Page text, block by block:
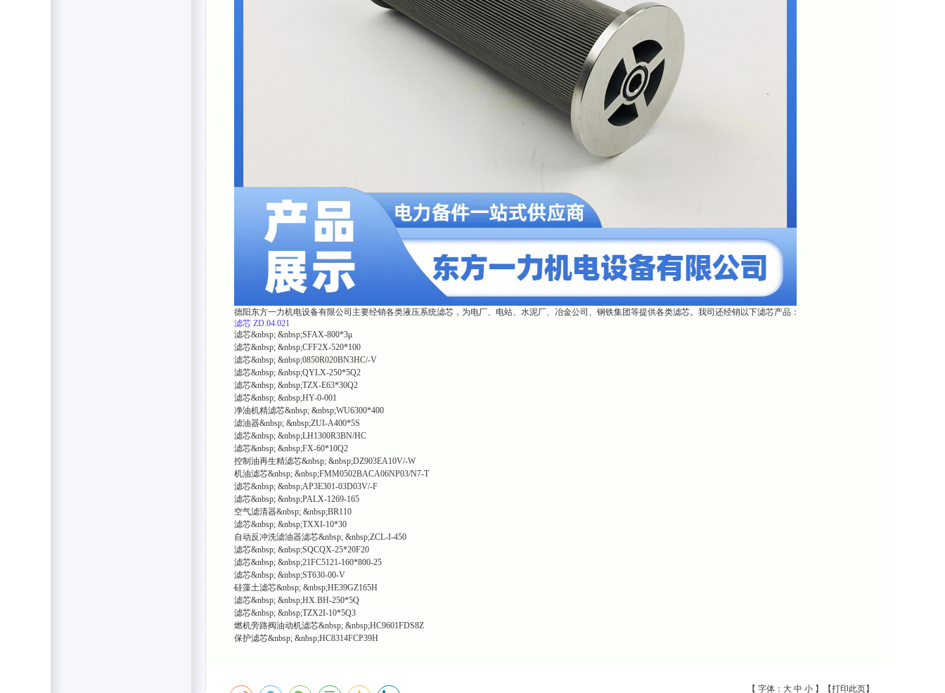
德阳东方一力机电设备有限公司主要经销各类液压系统滤芯，为电厂、电站、水泥厂、冶金公司、钢铁集团等提供各类滤芯。我司还经销以下滤芯产品：
滤芯 ZD.04.021
滤芯&nbsp; &nbsp;SFAX-800*3μ
滤芯&nbsp; &nbsp;CFF2X-520*100
滤芯&nbsp; &nbsp;0850R020BN3HC/-V
滤芯&nbsp; &nbsp;QYLX-250*5Q2
滤芯&nbsp; &nbsp;TZX-E63*30Q2
滤芯&nbsp; &nbsp;HY-0-001
净油机精滤芯&nbsp; &nbsp;WU6300*400
滤油器&nbsp; &nbsp;ZUI-A400*5S
滤芯&nbsp; &nbsp;LH1300R3BN/HC
滤芯&nbsp; &nbsp;FX-60*10Q2
控制油再生精滤芯&nbsp; &nbsp;DZ903EA10V/-W
机油滤芯&nbsp; &nbsp;FMM0502BACA06NP03/N7-T
滤芯&nbsp; &nbsp;AP3E301-03D03V/-F
滤芯&nbsp; &nbsp;PALX-1269-165
空气滤清器&nbsp; &nbsp;BR110
滤芯&nbsp; &nbsp;TXXI-10*30
自动反冲洗滤油器滤芯&nbsp; &nbsp;ZCL-I-450
滤芯&nbsp; &nbsp;SQCQX-25*20F20
滤芯&nbsp; &nbsp;21FC5121-160*800-25
滤芯&nbsp; &nbsp;ST630-00-V
硅藻土滤芯&nbsp; &nbsp;HE39GZ165H
滤芯&nbsp; &nbsp;HX.BH-250*5Q
滤芯&nbsp; &nbsp;TZX2I-10*5Q3
燃机旁路阀油动机滤芯&nbsp; &nbsp;HC9601FDS8Z
保护滤芯&nbsp; &nbsp;HC8314FCP39H
【 字体： 大 中 小】【打印此页】